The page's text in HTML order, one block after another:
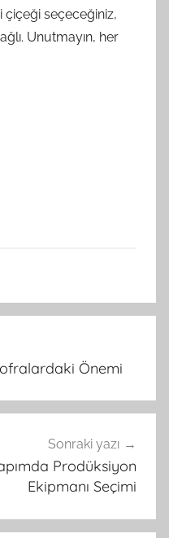
çiçeği seçeceğiniz,
Unutmayın, her
Önemi
Sonraki yazı
Prodüksiyon
Ekipmanı Seçimi